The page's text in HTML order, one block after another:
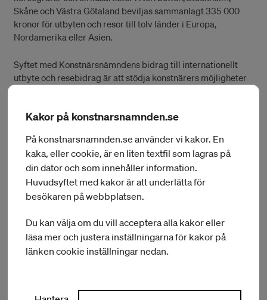
Skåne och Västra Götaland beviljas sammanlagt 335 000
kronor för utbyten och resor till tolv länder i Europa,
Nordamerika eller Asien.
Syftet med Konstnärsnämndens bidrag till internationellt
utbyte och resebidrag är att stödja konstnärers möjligheter
utlandet för ett publikt framträdande eller samarbete, för
inbjudan saknas samt för konstnärers internationella
samarbeten i Sverige.
Bidrag till internationella utbyten och resor kan sökas
löpande och beslutas fyra gånger per år. Nästa deadline för
Här presenteras de som beviljats internationellt utbyte eller
resebidrag
Kontakt: Monica Christensen Luotsinen
Kakor på konstnarsnamnden.se
På konstnarsnamnden.se använder vi kakor. En
kaka, eller cookie, är en liten textfil som lagras på
din dator och som innehåller information.
Huvudsyftet med kakor är att underlätta för
besökaren på webbplatsen.
Du kan välja om du vill acceptera alla kakor eller
läsa mer och justera inställningarna för kakor på
länken cookie inställningar nedan.